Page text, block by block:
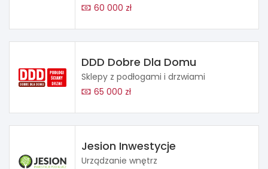
60 000 zł
DDD Dobre Dla Domu
Sklepy z podłogami i drzwiami
65 000 zł
Jesion Inwestycje
Urządzanie wnętrz